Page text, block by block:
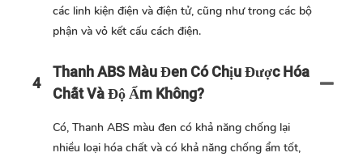
các linh kiện điện và điện tử, cũng như trong các bộ
phận và vỏ kết cấu cách điện.
4 Thanh ABS Màu Đen Có Chịu Được Hóa
Chất Và Độ Ẩm Không?
Có, Thanh ABS màu đen có khả năng chống lại
nhiều loại hóa chất và có khả năng chống ẩm tốt,